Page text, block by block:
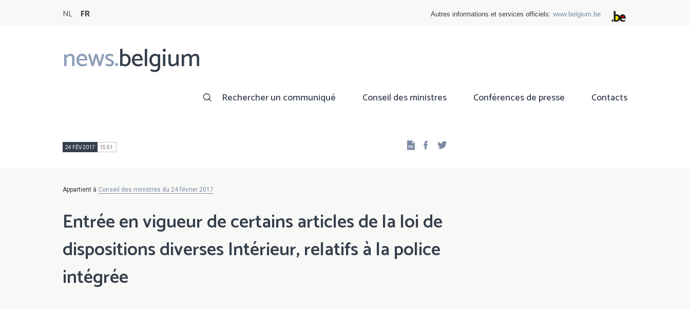
NL FR Autres informations et services officiels: www.belgium.be
news.belgium
Main
navigation
Rechercher un communiqué Conseil des ministres Conférences de presse Contacts
24 FÉV 2017 15:51 Facebook
Appartient à Conseil des ministres du 24 février 2017
Entrée en vigueur de certains articles de la loi de
dispositions diverses Intérieur, relatifs à la police
intégrée